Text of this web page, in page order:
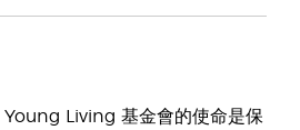
Living 基金會的使命是保